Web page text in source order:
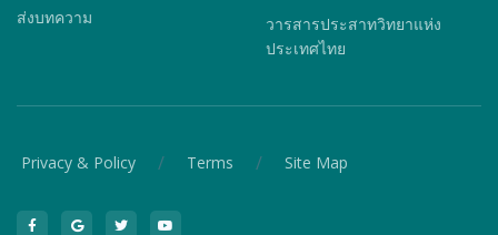
ส่งบทความ
วารสารประสาทวิทยาแห่ง
ประเทศไทย
Privacy & Policy / Terms / Site Map